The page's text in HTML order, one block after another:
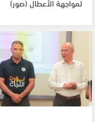
لمواجهة الأعطال (صور)